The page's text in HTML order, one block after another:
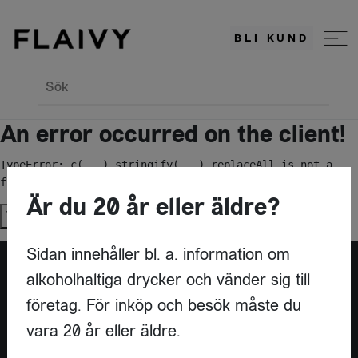
BLI KUND
Sök
An error occurred on the client!
TypeError: c(...).stringify(...).replaceAll is not a
function
Try again
Är du leverantör?
Är du 20 år eller äldre?
Sidan innehåller bl. a. information om
alkoholhaltiga drycker och vänder sig till
företag. För inköp och besök måste du
vara 20 år eller äldre.